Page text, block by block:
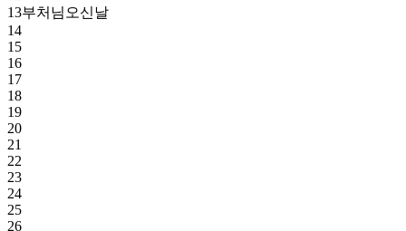
13부처님오신날
14
15
16
17
18
19
20
21
22
23
24
25
26